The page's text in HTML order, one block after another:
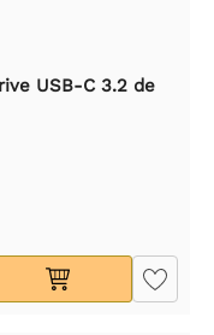
USB-C 3.2 de